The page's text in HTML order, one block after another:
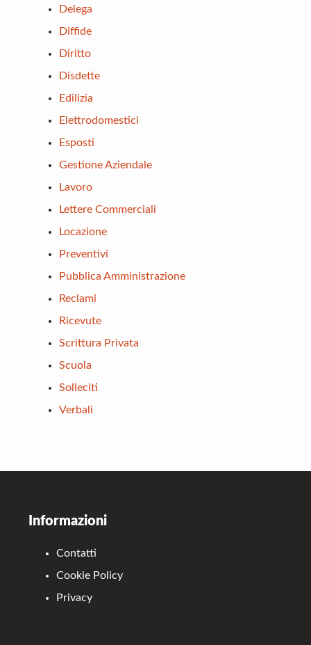
Delega
Diffide
Diritto
Disdette
Edilizia
Elettrodomestici
Esposti
Gestione Aziendale
Lavoro
Lettere Commerciali
Locazione
Preventivi
Pubblica Amministrazione
Reclami
Ricevute
Scrittura Privata
Scuola
Solleciti
Verbali
Informazioni
Contatti
Cookie Policy
Privacy